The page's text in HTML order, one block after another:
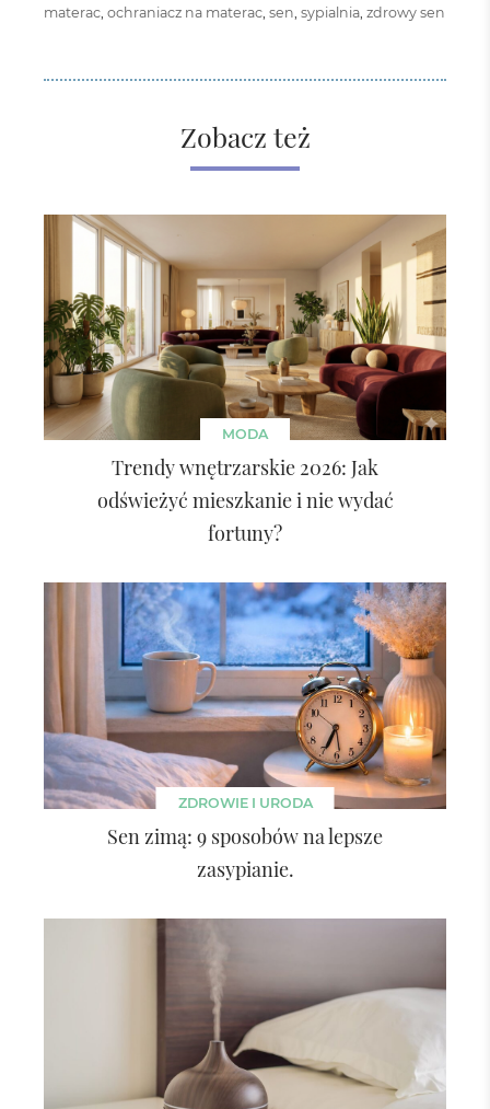
materac ochraniacz na materac sen sypialnia zdrowy sen
Zobacz też
MODA
Trendy wnętrzarskie 2026: Jak
odświeżyć mieszkanie i nie wydać
fortuny?
ZDROWIE I URODA
Sen zimą: 9 sposobów na lepsze
zasypianie.